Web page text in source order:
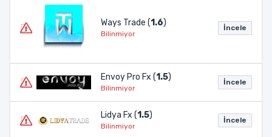
Ways Trade (1.6)
Bilinmiyor
İncele
Envoy Pro Fx (1.5)
Bilinmiyor
İncele
Lidya Fx (1.5)
Bilinmiyor
İncele